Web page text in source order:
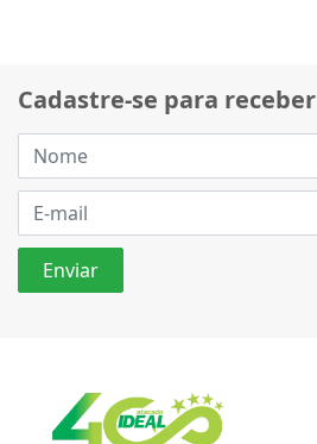
Cadastre-se para